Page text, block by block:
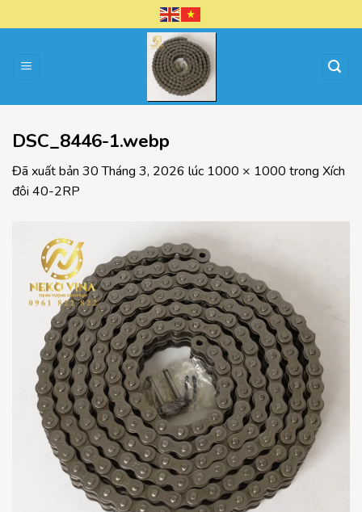
đến
dung
DSC_8446-1.webp
Đã xuất bản 30 Tháng 3, 2026 lúc 1000 × 1000 trong Xích
đôi 40-2RP